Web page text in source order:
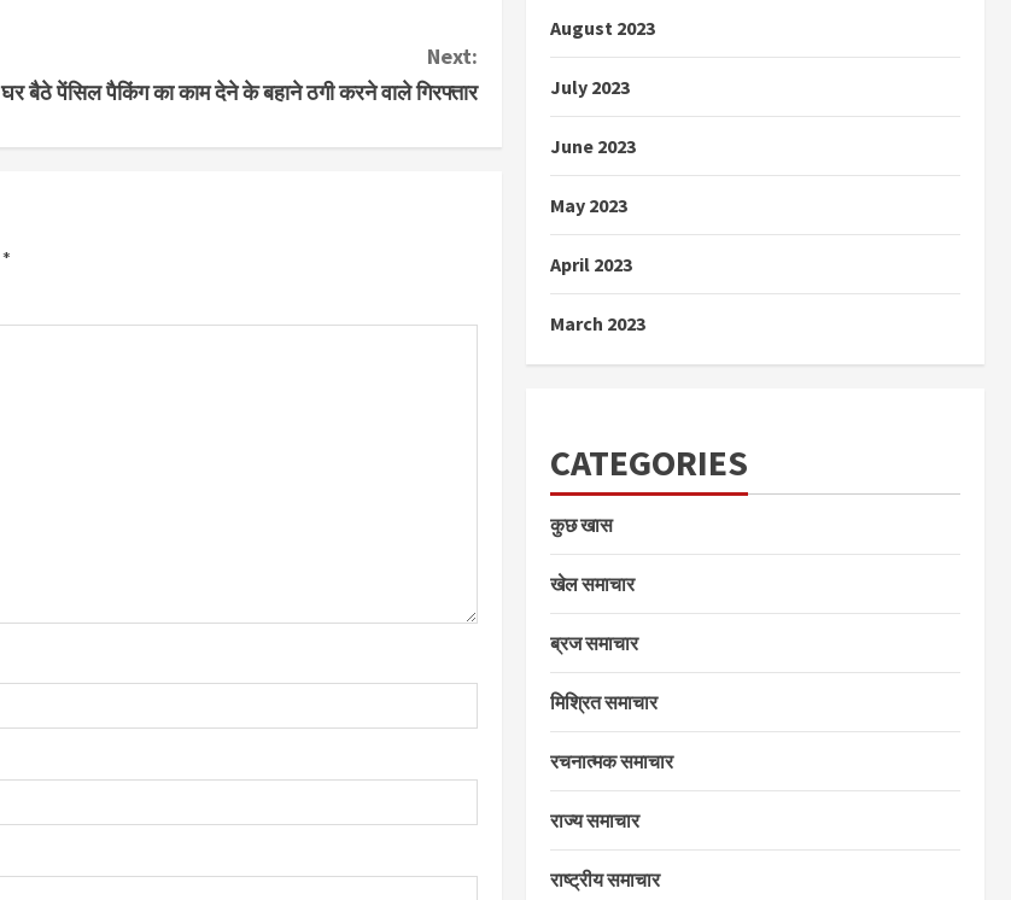
Next:
घर बैठे पेंसिल पैकिंग का काम देने के बहाने ठगी करने वाले गिरफ्तार
*
August 2023
July 2023
June 2023
May 2023
April 2023
March 2023
CATEGORIES
कुछ खास
खेल समाचार
ब्रज समाचार
मिश्रित समाचार
रचनात्मक समाचार
राज्य समाचार
राष्ट्रीय समाचार